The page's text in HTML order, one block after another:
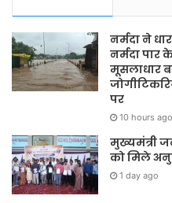
नर्मदा ने
नर्मदा पार
मूसलाधार
पर
10 hours ago
मुख्यमंत्री
को मिले
1 day ago